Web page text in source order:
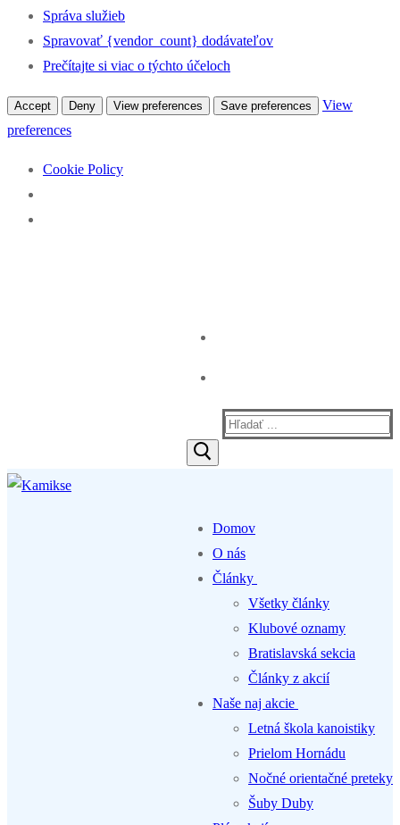
Správa služieb
Spravovať {vendor_count} dodávateľov
Prečítajte si viac o týchto účeloch
Accept Deny View preferences Save preferences
View
preferences
Cookie Policy
Hľadať:
Domov
O nás
Články
Všetky články
Klubové oznamy
Bratislavská sekcia
Články z akcií
Naše naj akcie
Letná škola kanoistiky
Prielom Hornádu
Nočné orientačné preteky
Šuby Duby